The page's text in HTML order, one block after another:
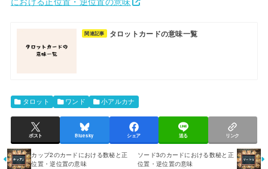
関連記事 タロットカードの意味一覧
タロット ワンド 小アルカナ
ポスト Bluesky シェア 送る リンク
カップ2のカードにおける数秘と正
位置・逆位置の意味
ソード3のカードにおける数秘と正
位置・逆位置の意味